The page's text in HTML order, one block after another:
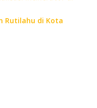
Rutilahu di Kota